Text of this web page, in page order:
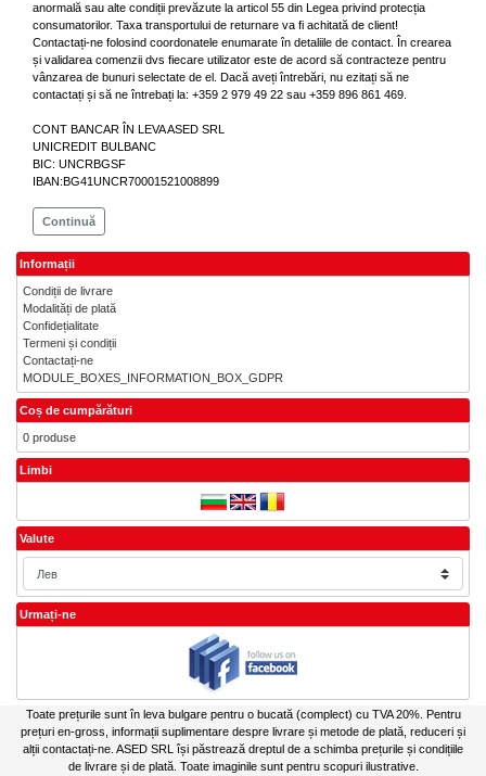
anormală sau alte condiții prevăzute la articol 55 din Legea privind protecția
consumatorilor. Taxa transportului de returnare va fi achitată de client!
Contactați-ne folosind coordonatele enumarate în detaliile de contact. În crearea
și validarea comenzii dvs fiecare utilizator este de acord să contracteze pentru
vânzarea de bunuri selectate de el. Dacă aveți întrebări, nu ezitați să ne
contactați și să ne întrebați la: +359 2 979 49 22 sau +359 896 861 469.
CONT BANCAR ÎN LEVA ASED SRL
UNICREDIT BULBANC
BIC: UNCRBGSF
IBAN:BG41UNCR70001521008899
Continuă
Informații
Condiții de livrare
Modalități de plată
Confidețialitate
Termeni și condiții
Contactați-ne
MODULE_BOXES_INFORMATION_BOX_GDPR
Coș de cumpărături
0 produse
Limbi
Valute
Urmați-ne
Toate prețurile sunt în leva bulgare pentru o bucată (complect) cu TVA 20%. Pentru
prețuri en-gross, informații suplimentare despre livrare și metode de plată, reduceri și
alții contactați-ne. ASED SRL își păstrează dreptul de a schimba prețurile și condițiile
de livrare și de plată. Toate imaginile sunt pentru scopuri ilustrative.